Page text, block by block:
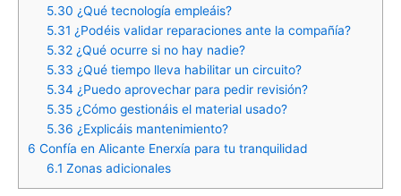
5.30 ¿Qué tecnología empleáis?
5.31 ¿Podéis validar reparaciones ante la compañía?
5.32¿Qué ocurre si no hay nadie?
5.33 ¿Qué tiempo lleva habilitar un circuito?
5.34 ¿Puedo aprovechar para pedir revisión?
5.35¿Cómo gestionáis el material usado?
5.36 ¿Explicáis mantenimiento?
6 Confía en Alicante Enerxía para tu tranquilidad
6.1 Zonas adicionales